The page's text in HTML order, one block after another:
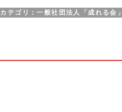
カテゴリ：一般社団法人「成れる会」